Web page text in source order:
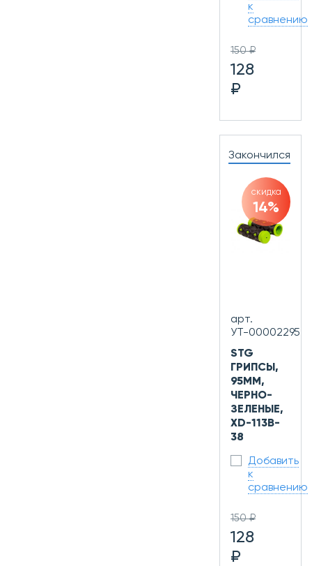
к
сравнению
150 ₽
128
₽
Закончился
скидка
14%
арт.
УТ-00002295
STG
ГРИПСЫ,
95ММ,
ЧЕРНО-
ЗЕЛЕНЫЕ,
ХD-113B-
38
Добавить
к
сравнению
150 ₽
128
₽